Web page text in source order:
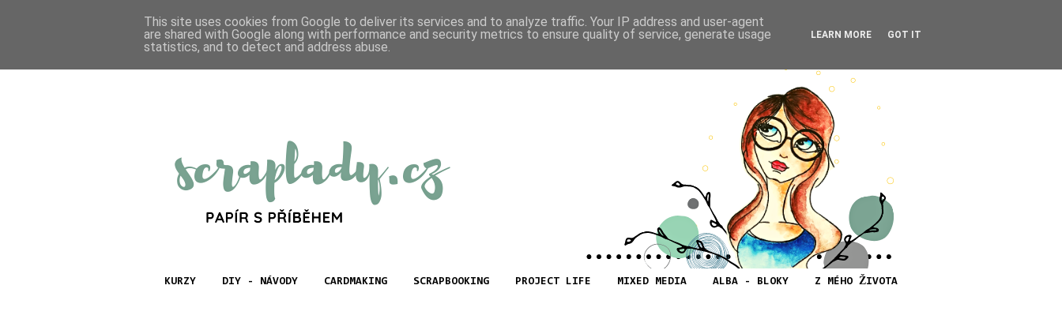
KURZY DIY - NÁVODY CARDMAKING SCRAPBOOKING PROJECT LIFE MIXED MEDIA ALBA - BLOKY Z MÉHO ŽIVOTA
This site uses cookies from Google to deliver its services and to analyze traffic. Your IP address and user-agent
are shared with Google along with performance and security metrics to ensure quality of service, generate usage
statistics, and to detect and address abuse.
LEARN MORE GOT IT